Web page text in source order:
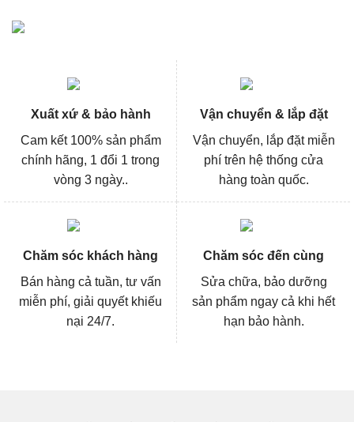
Xuất xứ & bảo hành
Cam kết 100% sản phẩm
chính hãng, 1 đổi 1 trong
vòng 3 ngày..
Vận chuyển & lắp đặt
Vận chuyển, lắp đặt miễn
phí trên hệ thống cửa
hàng toàn quốc.
Chăm sóc khách hàng
Bán hàng cả tuần, tư vấn
miễn phí, giải quyết khiếu
nại 24/7.
Chăm sóc đến cùng
Sửa chữa, bảo dưỡng
sản phẩm ngay cả khi hết
hạn bảo hành.